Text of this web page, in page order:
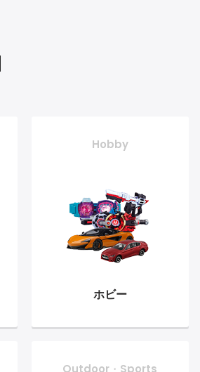
Hobby
ホビー
Outdoor・Sports